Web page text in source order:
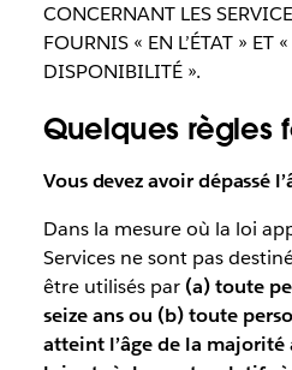
CONCERNANT LES
FOURNIS « EN L’ÉTAT » ET
DISPONIBILITÉ ».
Quelques règles
Vous devez avoir dépassé
Dans la mesure où la loi
Services ne sont pas
être utilisés par (a) toute
seize ans ou (b) toute
atteint l’âge de la